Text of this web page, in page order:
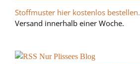
Stoffmuster hier kostenlos bestellen.
Versand innerhalb einer Woche.
Nur Plissees Blog